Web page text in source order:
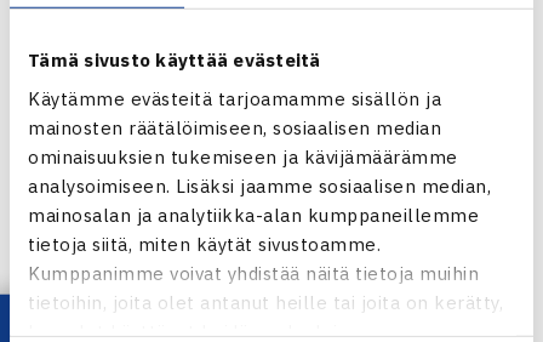
Tämä sivusto käyttää evästeitä
Käytämme evästeitä tarjoamamme sisällön ja
mainosten räätälöimiseen, sosiaalisen median
ominaisuuksien tukemiseen ja kävijämäärämme
analysoimiseen. Lisäksi jaamme sosiaalisen median,
mainosalan ja analytiikka-alan kumppaneillemme
tietoja siitä, miten käytät sivustoamme.
Kumppanimme voivat yhdistää näitä tietoja muihin
tietoihin, joita olet antanut heille tai joita on kerätty,
kun olet käyttänyt heidän palvelujaan.
syntymäaika sekä tenniksen mahdollinen taso STL:n
tasoluettelossa.
Samalla on ilmoittaa majoituksen tarpeesta.
Jokaisen tulee toimittaa yhteyshenkilölle myös valokuva,
joka tulee kisapassiin.
Osallistumismaksu
25€/hlö/pv,jos sitova ilmoittautuminen tehdään ennen
20.3.2012.